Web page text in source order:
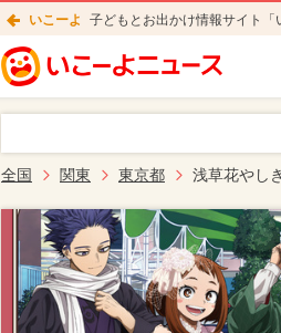
いこーよ 子どもとお出かけ情報サイト「
全国 関東 東京都 浅草花やし